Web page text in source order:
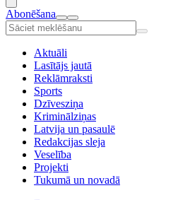
Abonēšana
Aktuāli
Lasītājs jautā
Reklāmraksti
Sports
Dzīvesziņa
Kriminālziņas
Latvija un pasaulē
Redakcijas sleja
Veselība
Projekti
Tukumā un novadā